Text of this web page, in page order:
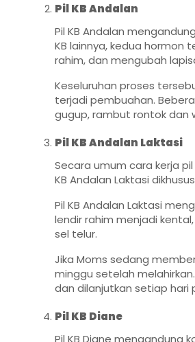
Pil KB Andalan
Pil KB Andalan
KB lainnya, kedua
rahim, dan mengubah
Keseluruhan proses
terjadi pembuahan.
gugup, rambut rontok dan
Pil KB Andalan Laktasi
Secara umum cara kerja
KB Andalan Laktasi
Pil KB Andalan Laktasi
lendir rahim menjadi
sel telur.
Jika Moms sedang
minggu setelah
dan dilanjutkan setiap hari
Pil KB Diane
Pil KB Diane mengandung